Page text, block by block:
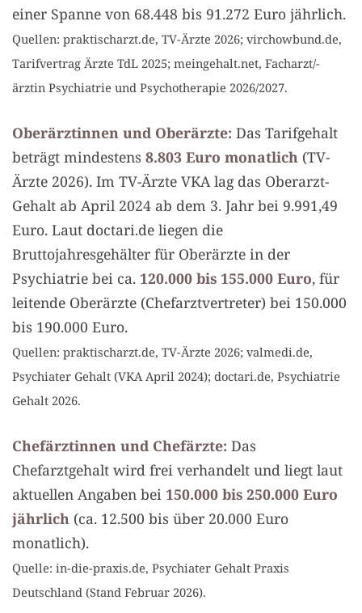
einer Spanne von 68.448 bis 91.272 Euro jährlich.
Quellen: praktischarzt.de, TV-Ärzte 2026; virchowbund.de,
Tarifvertrag Ärzte TdL 2025; meingehalt.net, Facharzt/-
ärztin Psychiatrie und Psychotherapie 2026/2027.
Oberärztinnen und Oberärzte: Das Tarifgehalt
beträgt mindestens 8.803 Euro monatlich (TV-
Ärzte 2026). Im TV-Ärzte VKA lag das Oberarzt-
Gehalt ab April 2024 ab dem 3. Jahr bei 9.991,49
Euro. Laut doctari.de liegen die
Bruttojahresgehälter für Oberärzte in der
Psychiatrie bei ca. 120.000 bis 155.000 Euro, für
leitende Oberärzte (Chefarztvertreter) bei 150.000
bis 190.000 Euro.
Quellen: praktischarzt.de, TV-Ärzte 2026; valmedi.de,
Psychiater Gehalt (VKA April 2024); doctari.de, Psychiatrie
Gehalt 2026.
Chefärztinnen und Chefärzte: Das
Chefarztgehalt wird frei verhandelt und liegt laut
aktuellen Angaben bei 150.000 bis 250.000 Euro
jährlich (ca. 12.500 bis über 20.000 Euro
monatlich).
Quelle: in-die-praxis.de, Psychiater Gehalt Praxis
Deutschland (Stand Februar 2026).